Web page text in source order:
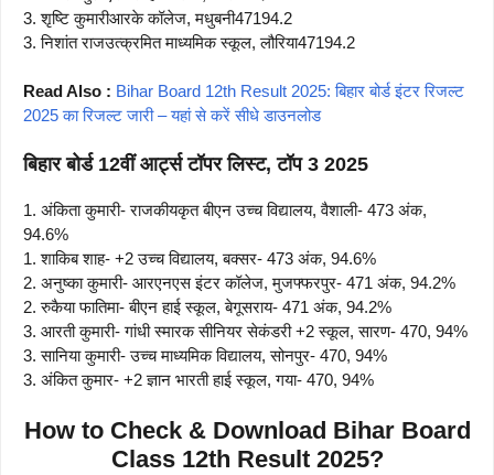
3. शृष्टि कुमारीआरके कॉलेज, मधुबनी47194.2
3. निशांत राजउत्क्रमित माध्यमिक स्कूल, लौरिया47194.2
Read Also : Bihar Board 12th Result 2025: बिहार बोर्ड इंटर रिजल्ट
2025 का रिजल्ट जारी – यहां से करें सीधे डाउनलोड
बिहार बोर्ड 12वीं आर्ट्स टॉपर लिस्ट, टॉप 3 2025
1. अंकिता कुमारी- राजकीयकृत बीएन उच्च विद्यालय, वैशाली- 473 अंक,
94.6%
1. शाकिब शाह- +2 उच्च विद्यालय, बक्सर- 473 अंक, 94.6%
2. अनुष्का कुमारी- आरएनएस इंटर कॉलेज, मुजफ्फरपुर- 471 अंक, 94.2%
2. रुकैया फातिमा- बीएन हाई स्कूल, बेगूसराय- 471 अंक, 94.2%
3. आरती कुमारी- गांधी स्मारक सीनियर सेकंडरी +2 स्कूल, सारण- 470, 94%
3. सानिया कुमारी- उच्च माध्यमिक विद्यालय, सोनपुर- 470, 94%
3. अंकित कुमार- +2 ज्ञान भारती हाई स्कूल, गया- 470, 94%
How to Check & Download Bihar Board
Class 12th Result 2025?